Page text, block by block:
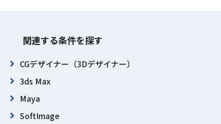
関連する条件を探す
CGデザイナー（3Dデザイナー）
3ds Max
Maya
SoftImage